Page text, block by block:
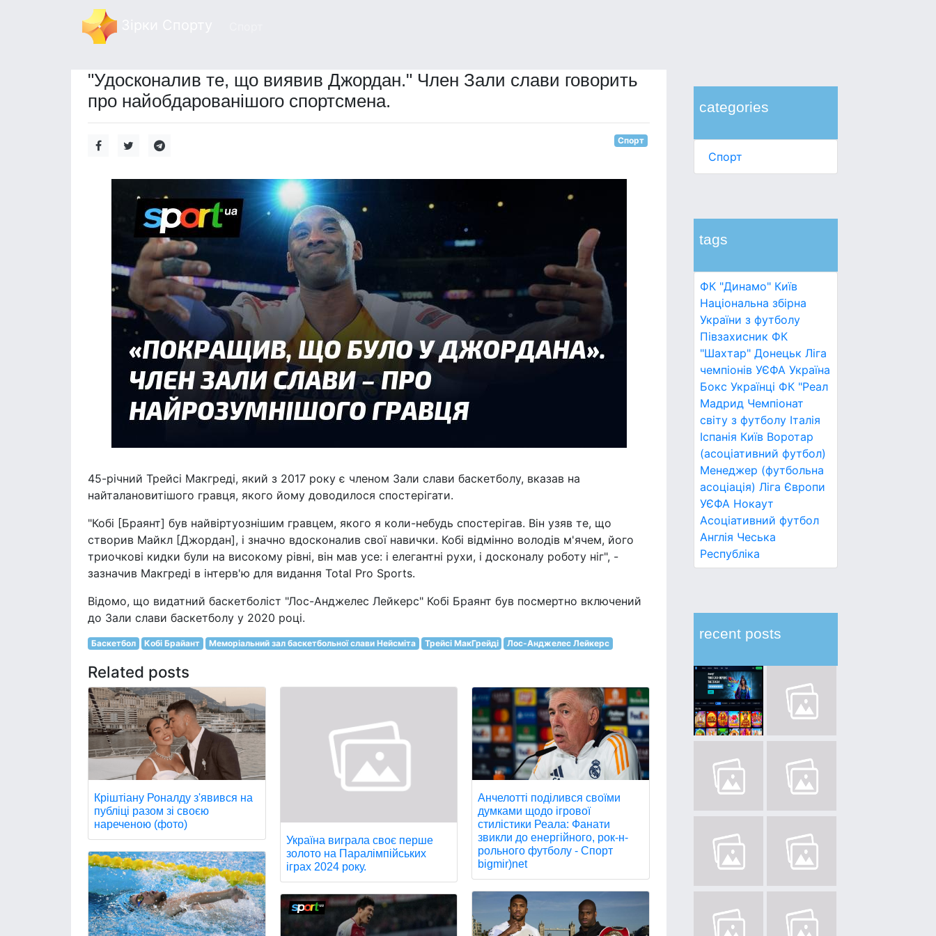
categories
Спорт
tags
ФК "Динамо" Київ
Національна збірна
України з футболу
Півзахисник ФК
"Шахтар" Донецьк Ліга
чемпіонів УЄФА Україна
Бокс Українці ФК "Реал
Мадрид Чемпіонат
світу з футболу Італія
Іспанія Київ Воротар
(асоціативний футбол)
Менеджер (футбольна
асоціація) Ліга Європи
УЄФА Нокаут
Асоціативний футбол
Англія Чеська
Республіка
recent posts
"Удосконалив те, що виявив Джордан." Член Зали слави говорить
про найобдарованішого спортсмена.
Спорт
45-річний Трейсі Макгреді, який з 2017 року є членом Зали слави баскетболу, вказав на
найталановитішого гравця, якого йому доводилося спостерігати.
"Кобі [Браянт] був найвіртуознішим гравцем, якого я коли-небудь спостерігав. Він узяв те, що
створив Майкл [Джордан], і значно вдосконалив свої навички. Кобі відмінно володів м'ячем, його
триочкові кидки були на високому рівні, він мав усе: і елегантні рухи, і досконалу роботу ніг", -
зазначив Макгреді в інтерв'ю для видання Total Pro Sports.
Відомо, що видатний баскетболіст "Лос-Анджелес Лейкерс" Кобі Браянт був посмертно включений
до Зали слави баскетболу у 2020 році.
Баскетбол Кобі Брайант Меморіальний зал баскетбольної слави Нейсміта Трейсі МакГрейді Лос-Анджелес Лейкерс
Related posts
Кріштіану Роналду з'явився на
публіці разом зі своєю
нареченою (фото)
Україна виграла своє перше
золото на Паралімпійських
іграх 2024 року.
Анчелотті поділився своїми
думками щодо ігрової
стилістики Реала: Фанати
звикли до енергійного, рок-н-
рольного футболу - Спорт
bigmir)net